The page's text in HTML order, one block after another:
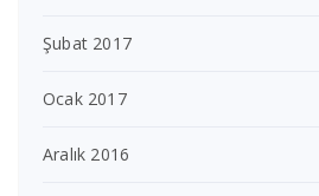
Şubat 2017
Ocak 2017
Aralık 2016